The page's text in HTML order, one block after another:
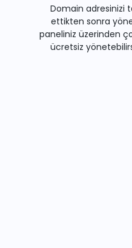
Domain adresinizi
ettikten sonra
paneliniz üzerinden
ücretsiz